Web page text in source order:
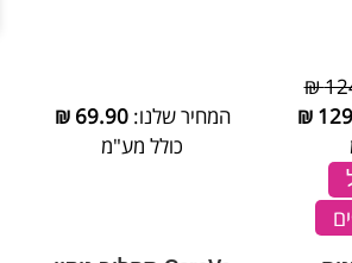
₪
המחיר שלנו:69.90
₪
כולל מע"מ